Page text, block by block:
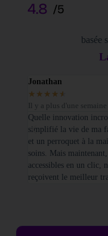
4.8 /5
basée
Jonathan
★ ★ ★ ★ ★
Il y a plus d'une semaine
Quelle innovation
simplifié la vie de ma
et un perroquet à la
soins. Mais
accessibles en un clic,
reçoivent le meilleur